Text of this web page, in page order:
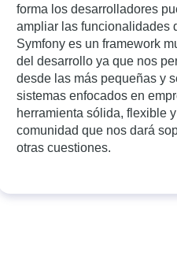
forma los desarrolladores
ampliar las funcionalidades
Symfony es un framework
del desarrollo ya que nos
desde las más pequeñas y
sistemas enfocados en
herramienta sólida, flexible
comunidad que nos dará
otras cuestiones.